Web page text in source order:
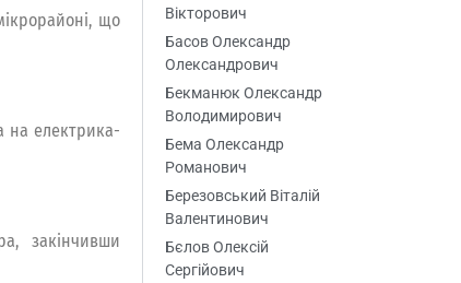
що
на електрика-
закінчивши
Вікторович
Басов Олександр
Олександрович
Бекманюк Олександр
Володимирович
Бема Олександр
Романович
Березовський Віталій
Валентинович
Бєлов Олексій
Сергійович